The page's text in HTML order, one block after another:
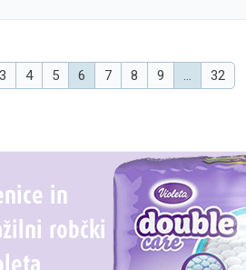
3 4 5 6(current)
7 8 9 … 32
in
robčki